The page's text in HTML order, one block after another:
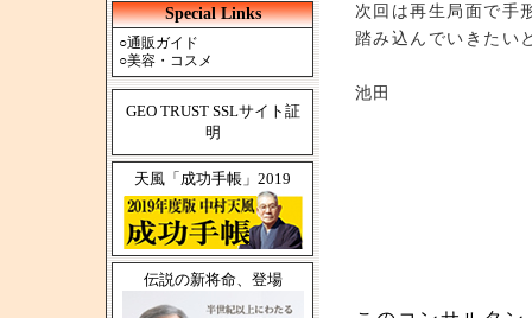
Special Links
○通販ガイド
○美容・コスメ
GEO TRUST SSLサイト証
明
天風「成功手帳」2019
伝説の新将命、登場
次回は再生局面で手
踏み込んでいきたい
池田